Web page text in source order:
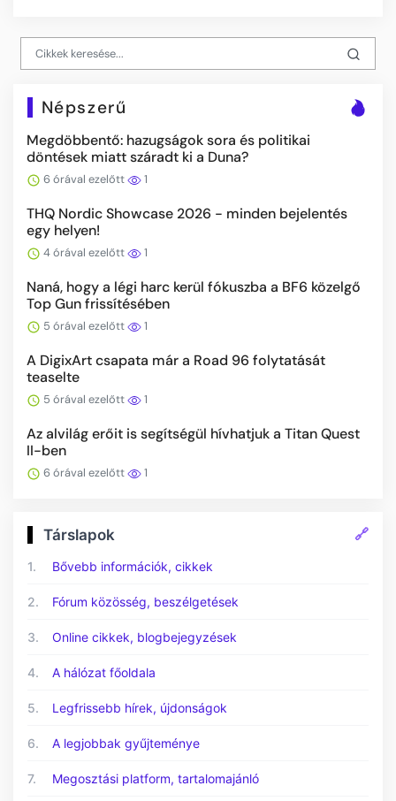
Népszerű
Megdöbbentő: hazugságok sora és politikai
döntések miatt száradt ki a Duna?
6 órával ezelőtt 1
THQ Nordic Showcase 2026 - minden bejelentés
egy helyen!
4 órával ezelőtt 1
Naná, hogy a légi harc kerül fókuszba a BF6 közelgő
Top Gun frissítésében
5 órával ezelőtt 1
A DigixArt csapata már a Road 96 folytatását
teaselte
5 órával ezelőtt 1
Az alvilág erőit is segítségül hívhatjuk a Titan Quest
II-ben
6 órával ezelőtt 1
Társlapok 🔗
1. Bővebb információk, cikkek
2. Fórum közösség, beszélgetések
3. Online cikkek, blogbejegyzések
4. A hálózat főoldala
5. Legfrissebb hírek, újdonságok
6. A legjobbak gyűjteménye
7. Megosztási platform, tartalomajánló